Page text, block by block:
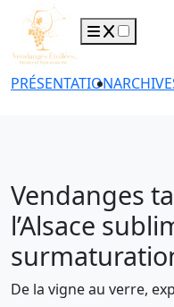
PRÉSENTATION
Vendanges
l’Alsace
De la vigne au verre,